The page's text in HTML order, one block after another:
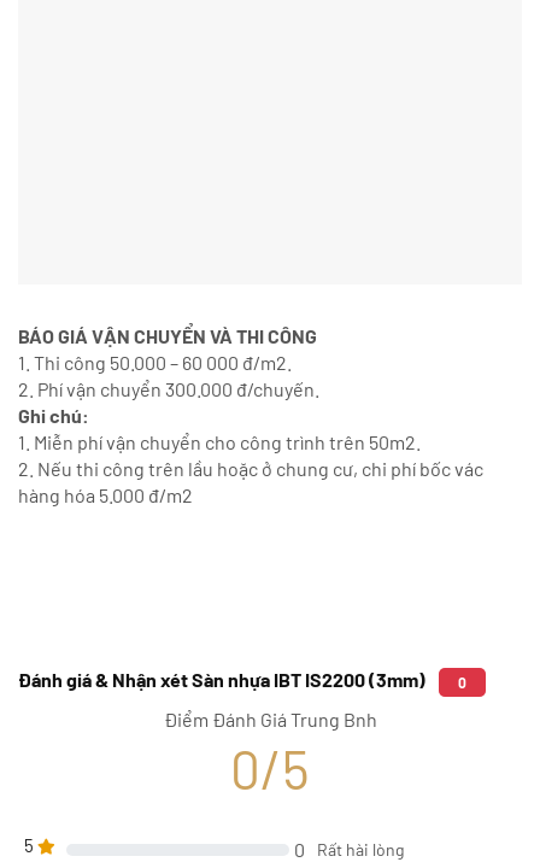
BÁO GIÁ VẬN CHUYỂN VÀ THI CÔNG
1. Thi công 50.000 – 60 000 đ/m2.
2. Phí vận chuyển 300.000 đ/chuyến.
Ghi chú:
1. Miễn phí vận chuyển cho công trình trên 50m2.
2. Nếu thi công trên lầu hoặc ở chung cư, chi phí bốc vác
hàng hóa 5.000 đ/m2
Đánh giá & Nhận xét Sàn nhựa IBT IS2200 (3mm) 0
Điểm Đánh Giá Trung Bnh
0/5
5 0 Rất hài lòng